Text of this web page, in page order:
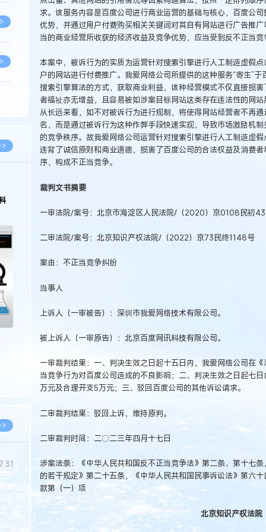
求。该服务内容是百度公司进行商业运营的基础与核心，百度公
优势，并通过用户付费购买相关关键词对其自有网站进行广告推
当的商业经营所收获的经济收益及竞争优势，应当受到反不正当
本案中，被诉行为的实质为运营针对搜索引擎进行人工制造虚假
户的网站进行付费推广。我爱网络公司所提供的这种服务“寄生”
搜索引擎算法的方式，获取商业利益，该种经营模式不仅直接损
者福祉亦无增益，且容易被如涉案目标网站这类存在违法性的网
从长远来看，如不对被诉行为进行规制，将使得网站经营者不再
名，而是通过被诉行为这种作弊手段快速实现，导致市场激励机
的竞争秩序。故我爱网络公司运营针对搜索引擎进行人工制造虚
违背了诚信原则和商业道德，损害了百度公司的合法权益及消费
序，构成不正当竞争。
裁判文书摘要
一审法院/案号：北京市海淀区人民法院/（2020）京0108民初
二审法院/案号：北京知识产权法院/（2022）京73民终1148号
案由：不正当竞争纠纷
当事人
上诉人（一审被告）：深圳市我爱网络技术有限公司。
被上诉人（一审原告）：北京百度网讯科技有限公司。
一审裁判结果：一、判决生效之日起十五日内，我爱网络公司在
当竞争行为对百度公司造成的不良影响；二、判决生效之日起七
万元及合理开支5万元；三、驳回百度公司的其他诉讼请求。
二审裁判结果：驳回上诉，维持原判。
二审裁判时间：二〇二三年四月十七日
涉案法条：《中华人民共和国反不正当竞争法》第二条、第十七
的若干规定》第二十五条，《中华人民共和国民事诉讼法》第六
款第（一）项
北京知识产权法院